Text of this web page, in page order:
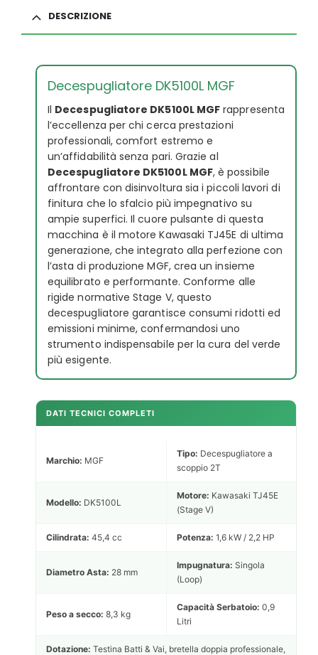
DESCRIZIONE
Decespugliatore DK5100L MGF
Il Decespugliatore DK5100L MGF rappresenta
l’eccellenza per chi cerca prestazioni
professionali, comfort estremo e
un’affidabilità senza pari. Grazie al
Decespugliatore DK5100L MGF, è possibile
affrontare con disinvoltura sia i piccoli lavori di
finitura che lo sfalcio più impegnativo su
ampie superfici. Il cuore pulsante di questa
macchina è il motore Kawasaki TJ45E di ultima
generazione, che integrato alla perfezione con
l’asta di produzione MGF, crea un insieme
equilibrato e performante. Conforme alle
rigide normative Stage V, questo
decespugliatore garantisce consumi ridotti ed
emissioni minime, confermandosi uno
strumento indispensabile per la cura del verde
più esigente.
DATI TECNICI COMPLETI
Marchio: MGF
Tipo: Decespugliatore a
scoppio 2T
Modello: DK5100L
Motore: Kawasaki TJ45E
(Stage V)
Cilindrata: 45,4 cc Potenza: 1,6 kW / 2,2 HP
Diametro Asta: 28 mm
Impugnatura: Singola
(Loop)
Peso a secco: 8,3 kg
Capacità Serbatoio: 0,9
Litri
Dotazione: Testina Batti & Vai, bretella doppia professionale,